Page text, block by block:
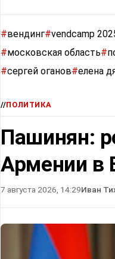
#вендинг#vendcamp
#московская область#
#сергей оганов#елена
//ПОЛИТИКА
Пашинян:
Армении в
7 августа 2026, 14:29Иван